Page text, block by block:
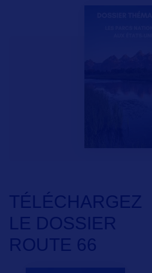
TÉLÉCHARGEZ
LE DOSSIER
ROUTE 66